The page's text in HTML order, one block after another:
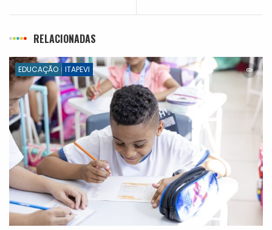
RELACIONADAS
EDUCAÇÃO ITAPEVI